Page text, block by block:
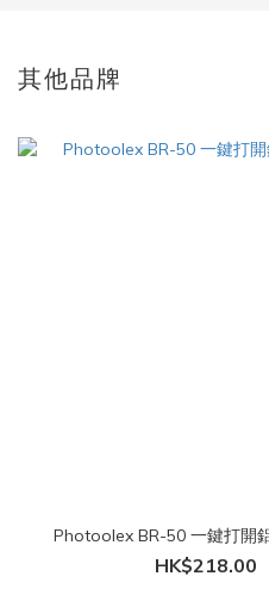
其他品牌
Photoolex BR-50 一鍵打開
HK$218.00